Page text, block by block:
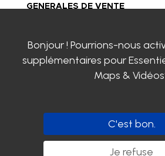
GENERALES DE VENTE
confidentialité
Certifications SIROCO
Contactez-nous
Suivez-nous
Bonjour ! Pourrions-nous
supplémentaires pour
Maps & Vidéos
Je refuse
C'est bon.